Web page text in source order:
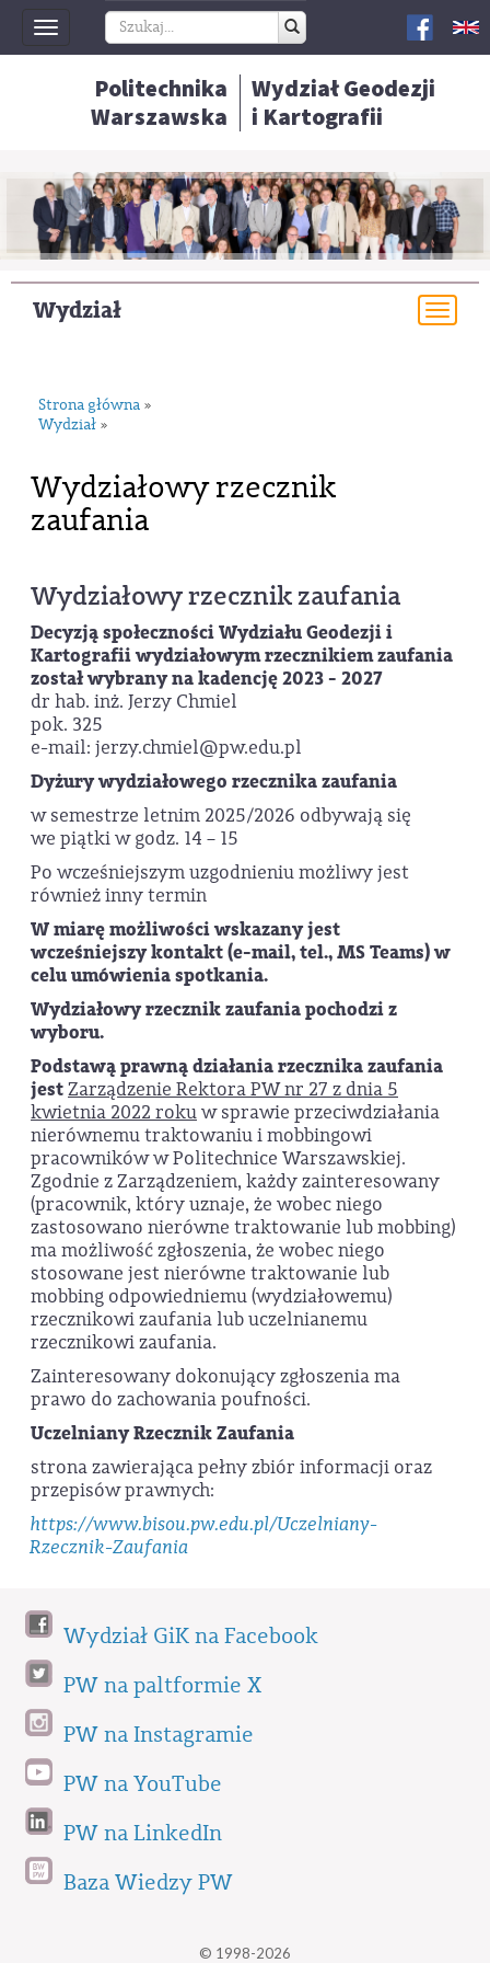
Toggle
navigation
Politechnika
Warszawska
Wydział Geodezji
i Kartografii
Wydział
Strona główna »
Wydział »
Wydziałowy rzecznik
zaufania
Wydziałowy rzecznik zaufania
Decyzją społeczności Wydziału Geodezji i
Kartografii wydziałowym rzecznikiem zaufania
został wybrany na kadencję 2023 - 2027
dr hab. inż. Jerzy Chmiel
pok. 325
e-mail: jerzy.chmiel@pw.edu.pl
Dyżury wydziałowego rzecznika zaufania
w semestrze letnim 2025/2026 odbywają się
we piątki w godz. 14 – 15
Po wcześniejszym uzgodnieniu możliwy jest
również inny termin
W miarę możliwości wskazany jest
wcześniejszy kontakt (e-mail, tel., MS Teams) w
celu umówienia spotkania.
Wydziałowy rzecznik zaufania pochodzi z
wyboru.
Podstawą prawną działania rzecznika zaufania
jestZarządzenie Rektora PW nr 27 z dnia 5
kwietnia 2022 rokuw sprawie przeciwdziałania
nierównemu traktowaniu i mobbingowi
pracowników w Politechnice Warszawskiej.
Zgodnie z Zarządzeniem, każdy zainteresowany
(pracownik, który uznaje, że wobec niego
zastosowano nierówne traktowanie lub mobbing)
ma możliwość zgłoszenia, że wobec niego
stosowane jest nierówne traktowanie lub
mobbing odpowiedniemu (wydziałowemu)
rzecznikowi zaufania lub uczelnianemu
rzecznikowi zaufania.
Zainteresowany dokonujący zgłoszenia ma
prawo do zachowania poufności.
Uczelniany Rzecznik Zaufania
strona zawierająca pełny zbiór informacji oraz
przepisów prawnych:
https://www.bisou.pw.edu.pl/Uczelniany-
Rzecznik-Zaufania
Wydział GiK na Facebook
PW na paltformie X
PW na Instagramie
PW na YouTube
PW na LinkedIn
Baza Wiedzy PW
© 1998-2026